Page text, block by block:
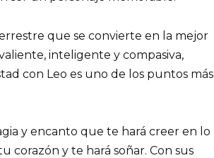
que se convierte en la mejor
inteligente y compasiva,
con Leo es uno de los puntos más
y encanto que te hará creer en lo
corazón y te hará soñar. Con sus